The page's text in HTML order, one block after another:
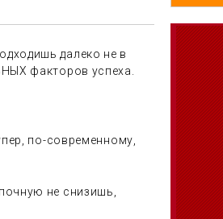
далеко не в
факторов успеха.
по-современному,
не снизишь,